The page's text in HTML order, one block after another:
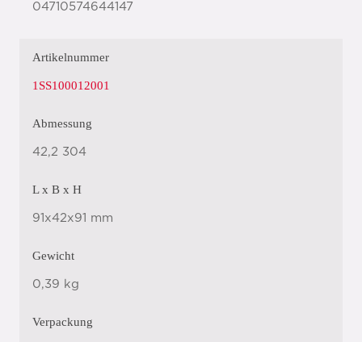
04710574644147
Artikelnummer
1SS100012001
Abmessung
42,2 304
L x B x H
91x42x91 mm
Gewicht
0,39 kg
Verpackung